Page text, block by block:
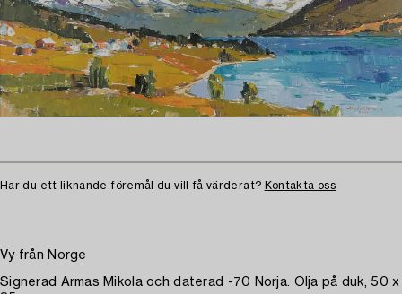
Har du ett liknande föremål du vill få värderat? Kontakta oss
Vy från Norge
Signerad Armas Mikola och daterad -70 Norja. Olja på duk, 50 x